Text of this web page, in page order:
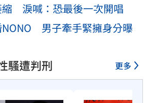
縮 淚喊：恐最後一次開唱
NONO 男子牽手緊擁身分曝
騷遭判刑 更多